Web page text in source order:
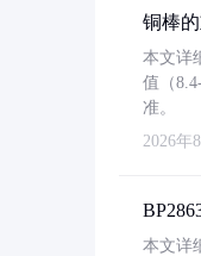
铜棒
本文详
值（
准。
2026年
本文详